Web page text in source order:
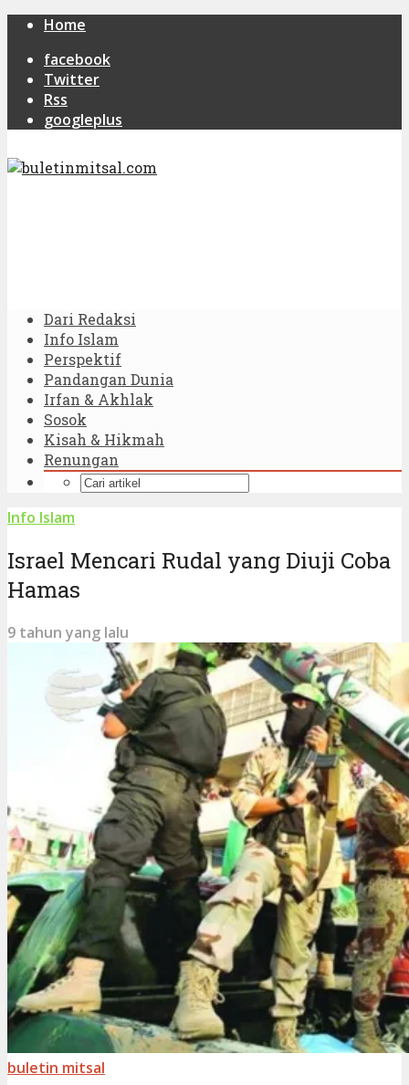
Home
facebook
Twitter
Rss
googleplus
Dari Redaksi
Info Islam
Perspektif
Pandangan Dunia
Irfan & Akhlak
Sosok
Kisah & Hikmah
Renungan
Info Islam
Israel Mencari Rudal yang Diuji Coba
Hamas
9 tahun yang lalu
buletin mitsal